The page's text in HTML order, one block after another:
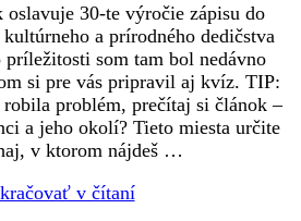
30-te výročie zápisu do
a prírodného dedičstva
som tam bol nedávno
si pre vás pripravil aj kvíz. TIP:
problém, prečítaj si článok –
a jeho okolí? Tieto miesta určite
v ktorom nájdeš …
v čítaní